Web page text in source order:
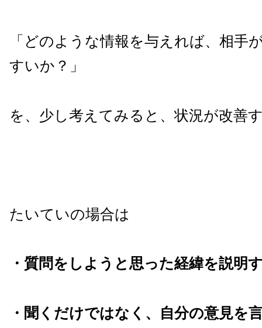
「どのような情報を与えれば、相手
すいか？」
を、少し考えてみると、状況が改善
たいていの場合は
・質問をしようと思った経緯を説明
・聞くだけではなく、自分の意見を